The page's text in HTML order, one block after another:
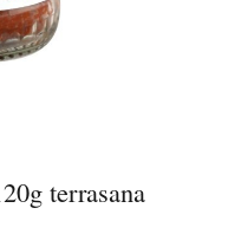
terrasana